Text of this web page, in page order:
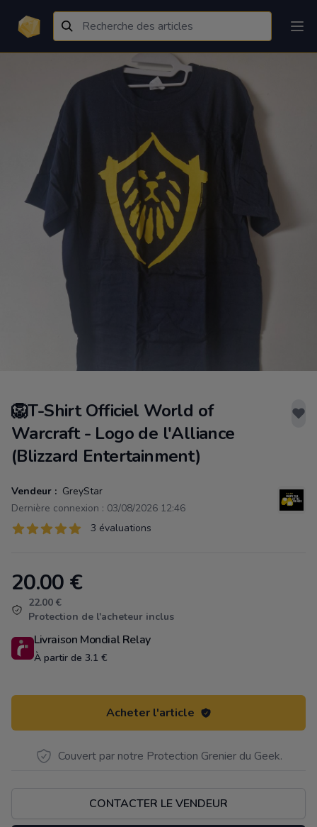
🦁T-Shirt Officiel World of
Warcraft - Logo de l'Alliance
(Blizzard Entertainment)
Vendeur : GreyStar
Dernière connexion : 03/08/2026 12:46
Évaluations
3 sur 5 étoiles 3 évaluations
Product information
20.00 €
22.00 €
Protection de l'acheteur inclus
Livraison Mondial Relay
À partir de 3.1 €
Acheter l'article
Couvert par notre Protection Grenier du Geek.
CONTACTER LE VENDEUR